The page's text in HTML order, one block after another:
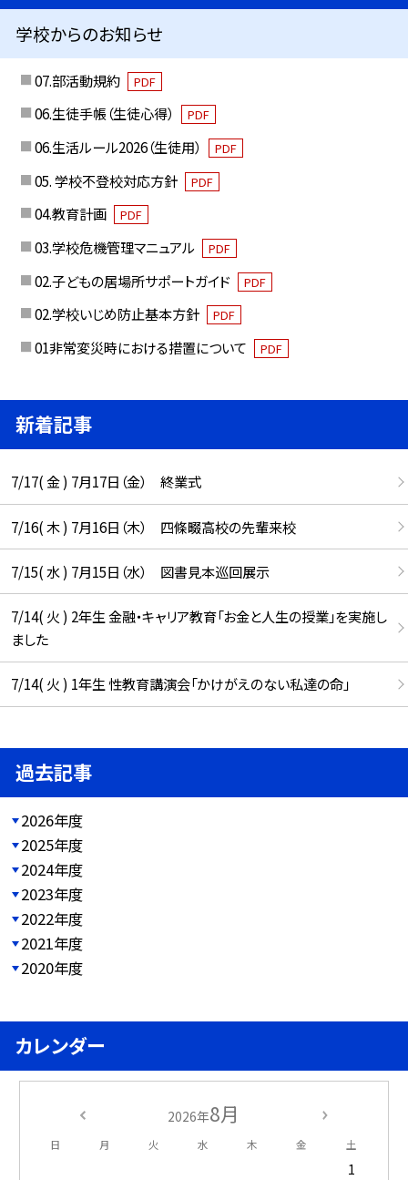
学校からのお知らせ
07.部活動規約 PDF
06.生徒手帳（生徒心得） PDF
06.生活ルール2026（生徒用） PDF
05. 学校不登校対応方針 PDF
04.教育計画 PDF
03.学校危機管理マニュアル PDF
02.子どもの居場所サポートガイド PDF
02.学校いじめ防止基本方針 PDF
01非常変災時における措置について PDF
新着記事
7/17( 金 ) 7月17日（金） 終業式
7/16( 木 ) 7月16日（木） 四條畷高校の先輩来校
7/15( 水 ) 7月15日（水） 図書見本巡回展示
7/14( 火 ) 2年生 金融・キャリア教育「お金と人生の授業」を実施し
ました
7/14( 火 ) 1年生 性教育講演会「かけがえのない私達の命」
過去記事
2026年度
2025年度
2024年度
2023年度
2022年度
2021年度
2020年度
カレンダー
2026年8月
日 月 火 水 木 金 土
1